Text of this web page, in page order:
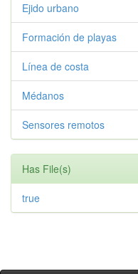
Ejido urbano
Formación de playas
Línea de costa
Médanos
Sensores remotos
Has File(s)
true